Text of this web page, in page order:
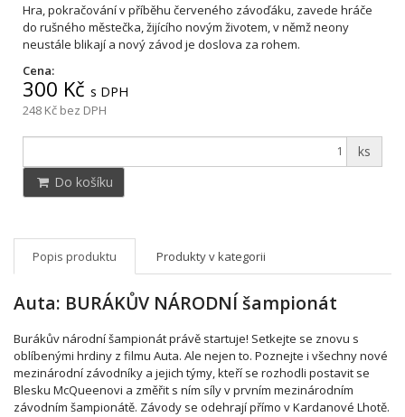
Hra, pokračování v příběhu červeného závoďáku, zavede hráče
do rušného městečka, žijícího novým životem, v němž neony
neustále blikají a nový závod je doslova za rohem.
Cena:
300 Kč s DPH
248 Kč bez DPH
ks
Do košíku
Popis produktu Produkty v kategorii
Auta: BURÁKŮV NÁRODNÍ šampionát
Burákův národní šampionát právě startuje! Setkejte se znovu s
oblíbenými hrdiny z filmu Auta. Ale nejen to. Poznejte i všechny nové
mezinárodní závodníky a jejich týmy, kteří se rozhodli postavit se
Blesku McQueenovi a změřit s ním síly v prvním mezinárodním
závodním šampionátě. Závody se odehrají přímo v Kardanové Lhotě.